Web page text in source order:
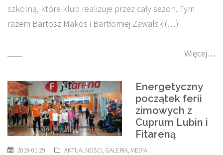
szkolną, które klub realizuje przez cały sezon. Tym
razem Bartosz Makos i Bartłomiej Zawalski(…)
Więcej…
Energetyczny
początek ferii
zimowych z
Cuprum Lubin i
Fitareną
2019-01-29 AKTUALNOŚCI, GALERIA, MEDIA